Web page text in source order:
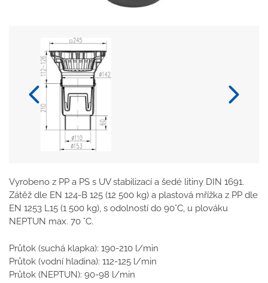
Vyrobeno z PP a PS s UV stabilizací a šedé litiny DIN 1691.
Zátěž dle EN 124-B 125 (12 500 kg) a plastová mřížka z PP dle
EN 1253 L15 (1 500 kg), s odolností do 90°C, u plováku
NEPTUN max. 70 °C.
Průtok (suchá klapka): 190-210 l/min
Průtok (vodní hladina): 112-125 l/min
Průtok (NEPTUN): 90-98 l/min